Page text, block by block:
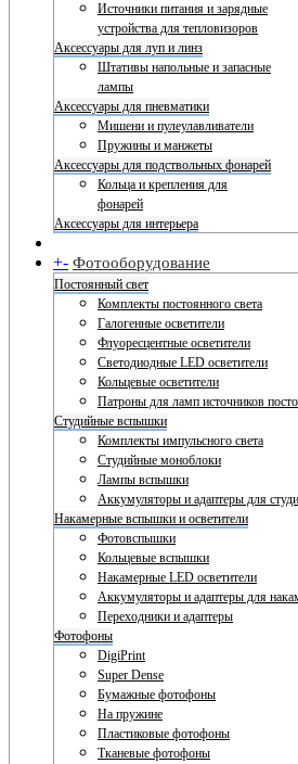
Источники питания и зарядные
устройства для тепловизоров
Аксессуары для луп и линз
Штативы напольные и запасные
лампы
Аксессуары для пневматики
Мишени и пулеулавливатели
Пружины и манжеты
Аксессуары для подствольных фонарей
Кольца и крепления для
фонарей
Аксессуары для интерьера
+- Фотооборудование
Постоянный свет
Комплекты постоянного света
Галогенные осветители
Флуоресцентные осветители
Светодиодные LED осветители
Кольцевые осветители
Патроны для ламп источников
Студийные вспышки
Комплекты импульсного света
Студийные моноблоки
Лампы вспышки
Аккумуляторы и адаптеры для
Накамерные вспышки и осветители
Фотовспышки
Кольцевые вспышки
Накамерные LED осветители
Аккумуляторы и адаптеры для
Переходники и адаптеры
Фотофоны
DigiPrint
Super Dense
Бумажные фотофоны
На пружине
Пластиковые фотофоны
Тканевые фотофоны